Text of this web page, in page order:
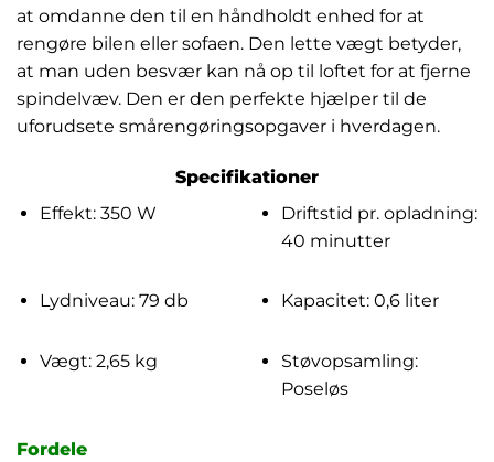
at omdanne den til en håndholdt enhed for at
rengøre bilen eller sofaen. Den lette vægt betyder,
at man uden besvær kan nå op til loftet for at fjerne
spindelvæv. Den er den perfekte hjælper til de
uforudsete smårengøringsopgaver i hverdagen.
Specifikationer
Effekt: 350 W
Driftstid pr. opladning:
40 minutter
Lydniveau: 79 db Kapacitet: 0,6 liter
Vægt: 2,65 kg
Støvopsamling:
Poseløs
Fordele